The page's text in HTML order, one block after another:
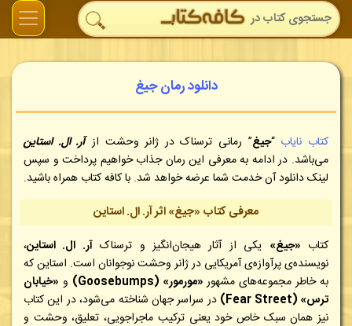
دانلود رمان جیغ
کتاب نایاب“جیغ” رمانی ترسناک در ژانر وحشت ازآر. ال. استاین
می‌باشد. در ادامه به معرفی این رمان جذاب خواهیم پرداخت و سپس
لینک دانلود آن خدمت شما عرضه خواهد شد. با کافه کتاب همراه باشید.
معرفی کتاب «جیغ» اثر آر. ال. استاین
کتاب «جیغ» یکی از آثار هیجان‌انگیز و ترسناکآر. ال. استاین،
نویسنده‌ی پرآوازه‌ی آمریکایی در ژانر وحشت نوجوانان است. استاین که
به خاطر مجموعه‌های مشهور «مورمور» (Goosebumps) و «خیابان
ترس» (Fear Street)
در سراسر جهان شناخته می‌شود، در این کتاب
نیز همان سبک خاص خود یعنی ترکیب ماجراجویی، تعلیق، وحشت و